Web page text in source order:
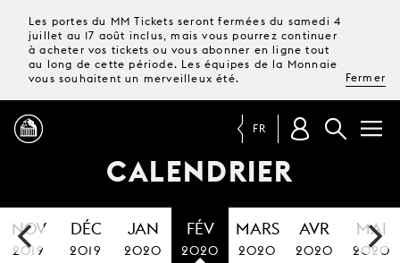
Les portes du MM Tickets seront fermées du samedi 4
juillet au 17 août inclus, mais vous pourrez continuer
à acheter vos tickets ou vous abonner en ligne tout
au long de cette période. Les équipes de la Monnaie
vous souhaitent un merveilleux été.
Fermer
PROGRAMME
MAGAZINE
FR
CALENDRIER
NOV
2019
DÉC
2019
JAN
2020
FÉV
2020
MARS
2020
AVR
2020
MAI
2020